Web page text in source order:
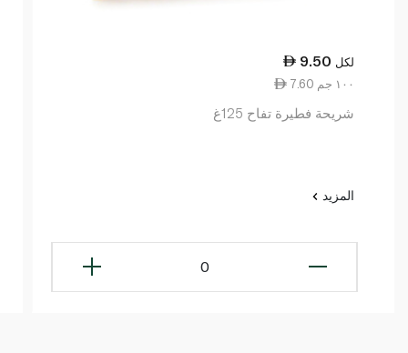
9.50 لكل
7.60 ١٠٠ جم
شريحة فطيرة تفاح 125غ
المزيد
0